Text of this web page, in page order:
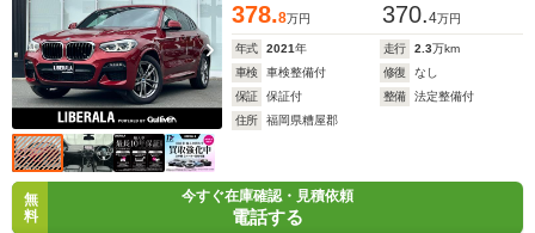
378.8万円 370.4万円
年式 2021年 走行 2.3万km
車検
車検整備付 修復
なし
保証
保証付 整備
法定整備付
住所
福岡県糟屋郡
無
料
今すぐ在庫確認・見積依頼
電話する